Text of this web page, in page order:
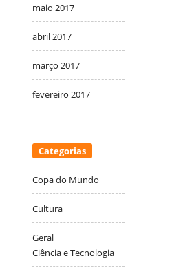
maio 2017
abril 2017
março 2017
fevereiro 2017
Categorias
Copa do Mundo
Cultura
Geral
Ciência e Tecnologia